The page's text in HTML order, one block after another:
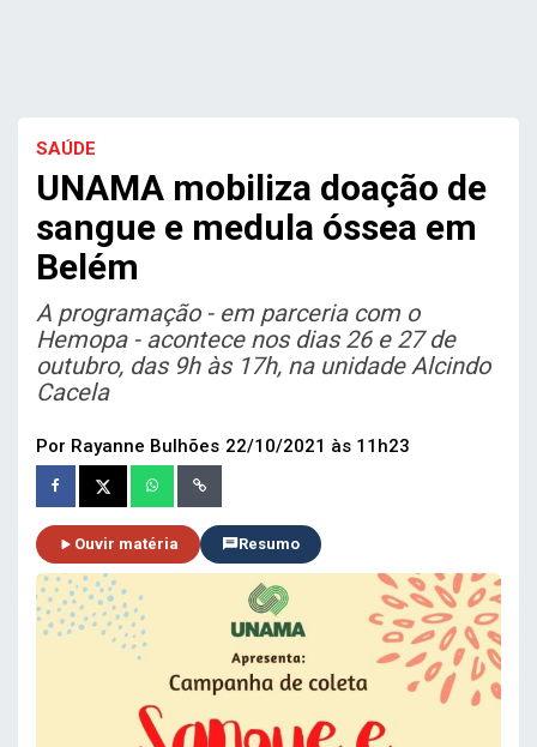
SAÚDE
UNAMA mobiliza doação de
sangue e medula óssea em
Belém
A programação - em parceria com o
Hemopa - acontece nos dias 26 e 27 de
outubro, das 9h às 17h, na unidade Alcindo
Cacela
Por Rayanne Bulhões 22/10/2021 às 11h23
Ouvir matéria Resumo